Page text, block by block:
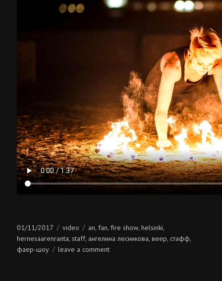
Posted
on
01/11/2017 Categories
video Tags
an,fan,fire show,helsinki,
hernesaarenranta, staff, ангелина лесникова,веер,стафф,
фаер-шоу leave a commenton